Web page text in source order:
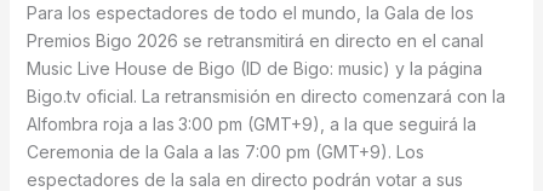
Para los espectadores de todo el mundo, la Gala de los
Premios Bigo 2026 se retransmitirá en directo en el canal
Music Live House de Bigo (ID de Bigo: music) y la página
Bigo.tv oficial. La retransmisión en directo comenzará con la
Alfombra roja a las 3:00 pm (GMT+9), a la que seguirá la
Ceremonia de la Gala a las 7:00 pm (GMT+9). Los
espectadores de la sala en directo podrán votar a sus